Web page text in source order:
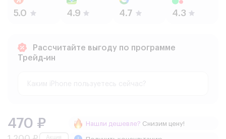
Рассчитайте выгоду по программе
Трейд‑ин
470 ₽ Нашли дешевле? Снизим цену!